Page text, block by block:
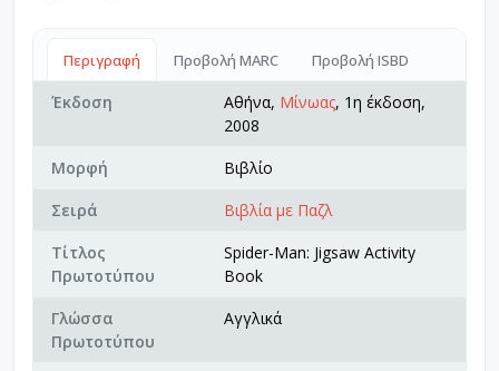
Περιγραφή Προβολή MARC Προβολή ISBD
Έκδοση Αθήνα, Μίνωας, 1η έκδοση,
2008
Μορφή
Βιβλίο
Σειρά
Βιβλία με Παζλ
Τίτλος
Πρωτοτύπου
Spider-Man: Jigsaw Activity
Book
Γλώσσα
Πρωτοτύπου
Αγγλικά